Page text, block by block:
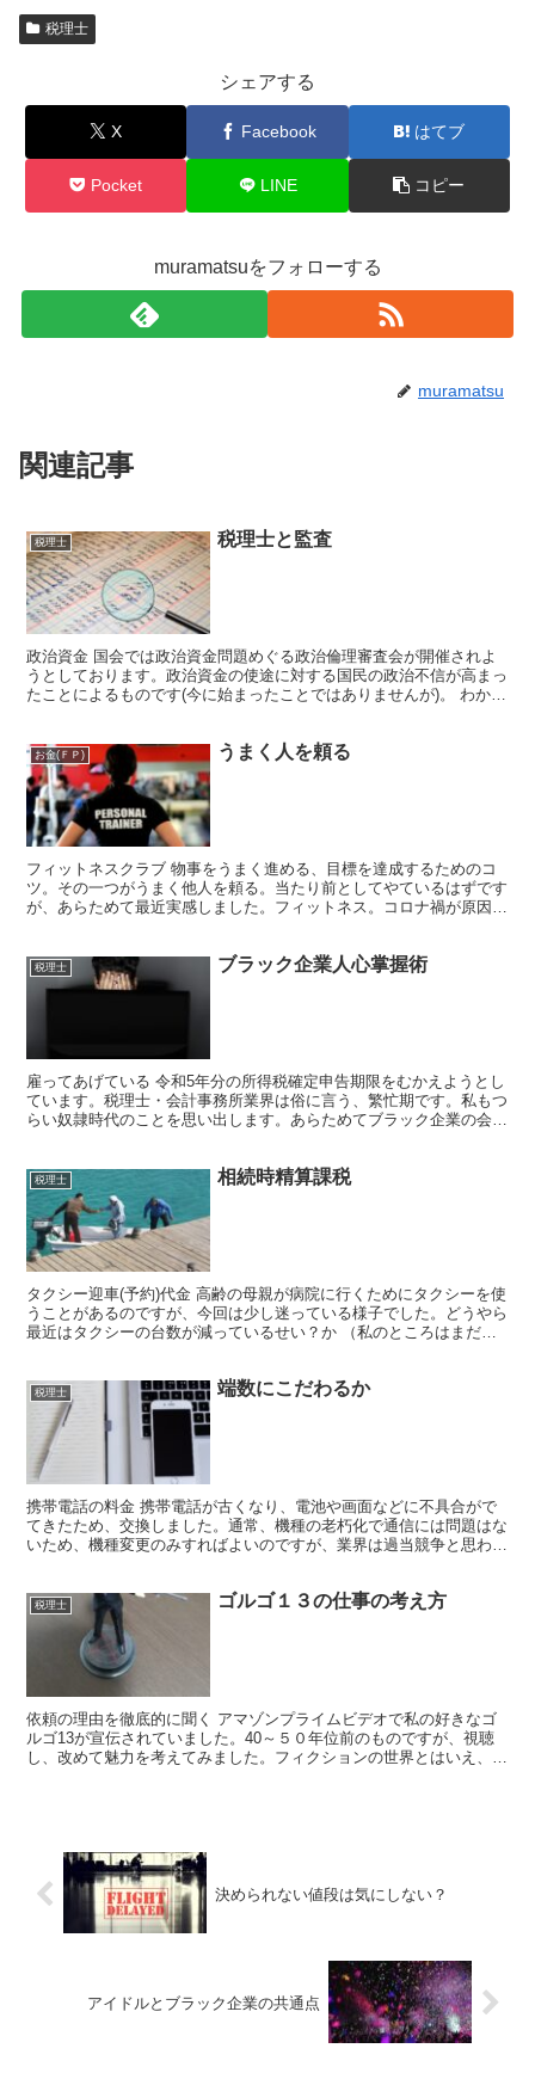
税理士
シェアする
X Facebook はてブ
Pocket LINE コピー
muramatsuをフォローする
muramatsu
関連記事
税理士 税理士と監査
政治資金 国会では政治資金問題めぐる政治倫理審査会が開催されよ
うとしております。政治資金の使途に対する国民の政治不信が高まっ
たことによるものです(今に始まったことではありませんが)。 わかり
お金(ＦＰ) うまく人を頼る
フィットネスクラブ 物事をうまく進める、目標を達成するためのコ
ツ。その一つがうまく他人を頼る。当たり前としてやているはずです
が、あらためて最近実感しました。フィットネス。コロナ禍が原因か
税理士 ブラック企業人心掌握術
雇ってあげている 令和5年分の所得税確定申告期限をむかえようとし
ています。税理士・会計事務所業界は俗に言う、繁忙期です。私もつ
らい奴隷時代のことを思い出します。あらためてブラック企業の会計
税理士 相続時精算課税
タクシー迎車(予約)代金 高齢の母親が病院に行くためにタクシーを使
うことがあるのですが、今回は少し迷っている様子でした。どうやら
最近はタクシーの台数が減っているせい？か （私のところはまだま
税理士 端数にこだわるか
携帯電話の料金 携帯電話が古くなり、電池や画面などに不具合がで
てきたため、交換しました。通常、機種の老朽化で通信には問題はな
いため、機種変更のみすればよいのですが、業界は過当競争と思わ
税理士 ゴルゴ１３の仕事の考え方
依頼の理由を徹底的に聞く アマゾンプライムビデオで私の好きなゴ
ルゴ13が宣伝されていました。40～５０年位前のものですが、視聴
し、改めて魅力を考えてみました。フィクションの世界とはいえ、仕
決められない値段は気にしない？
アイドルとブラック企業の共通点